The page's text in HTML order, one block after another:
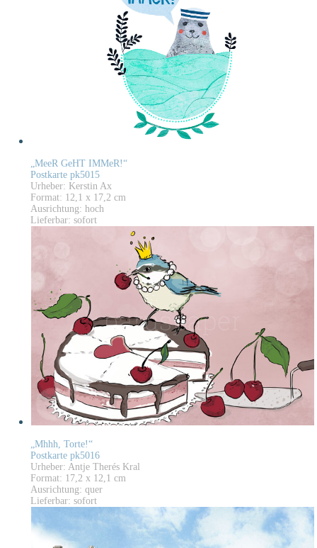
„MeeR GeHT IMMeR!“
Postkarte pk5015
Urheber: Kerstin Ax
Format: 12,1 x 17,2 cm
Ausrichtung: hoch
Lieferbar: sofort
„Mhhh, Torte!“
Postkarte pk5016
Urheber: Antje Therés Kral
Format: 17,2 x 12,1 cm
Ausrichtung: quer
Lieferbar: sofort